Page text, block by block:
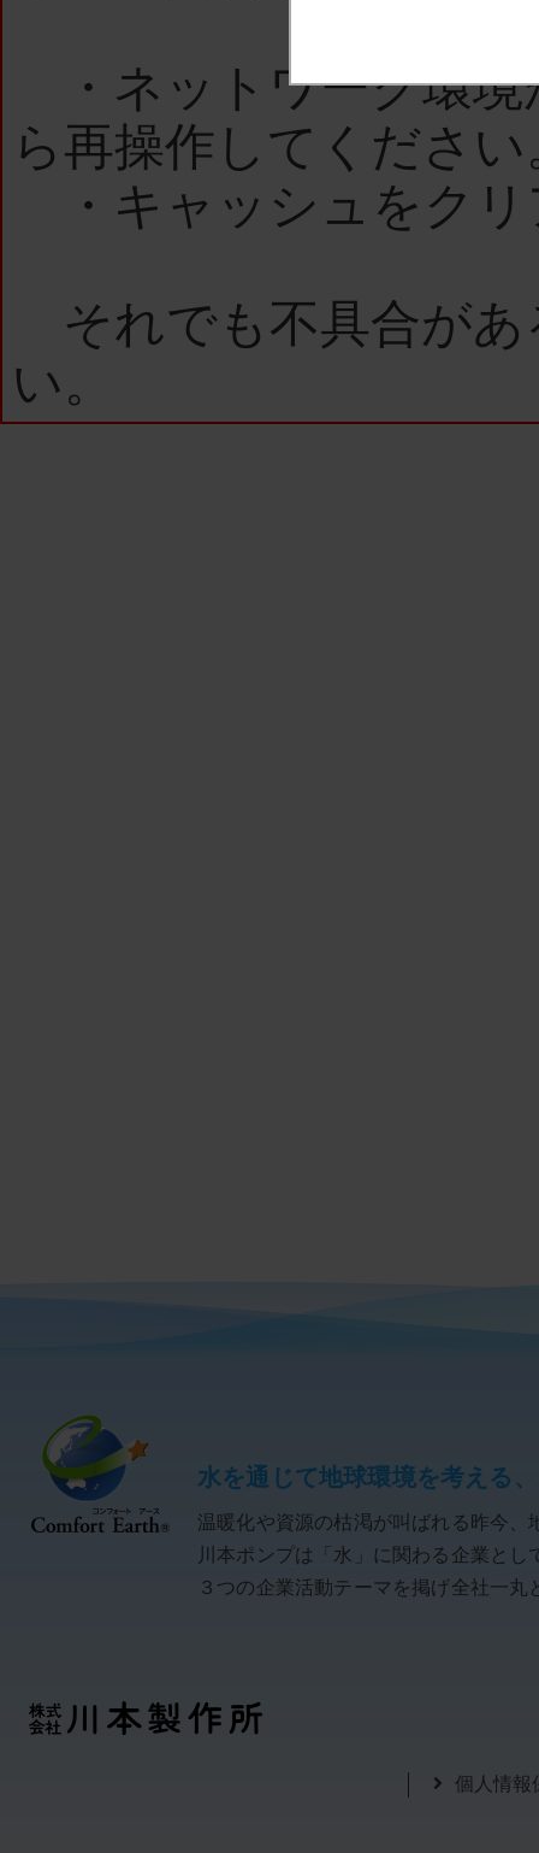
・ネットワーク環境
ら再操作してください
・キャッシュをクリ
それでも不具合があ
い。
水を通じて地球環境を考える
温暖化や資源の枯渇が叫ばれる昨今
川本ポンプは「水」に関わる企業と
３つの企業活動テーマを掲げ全社一
個人情報